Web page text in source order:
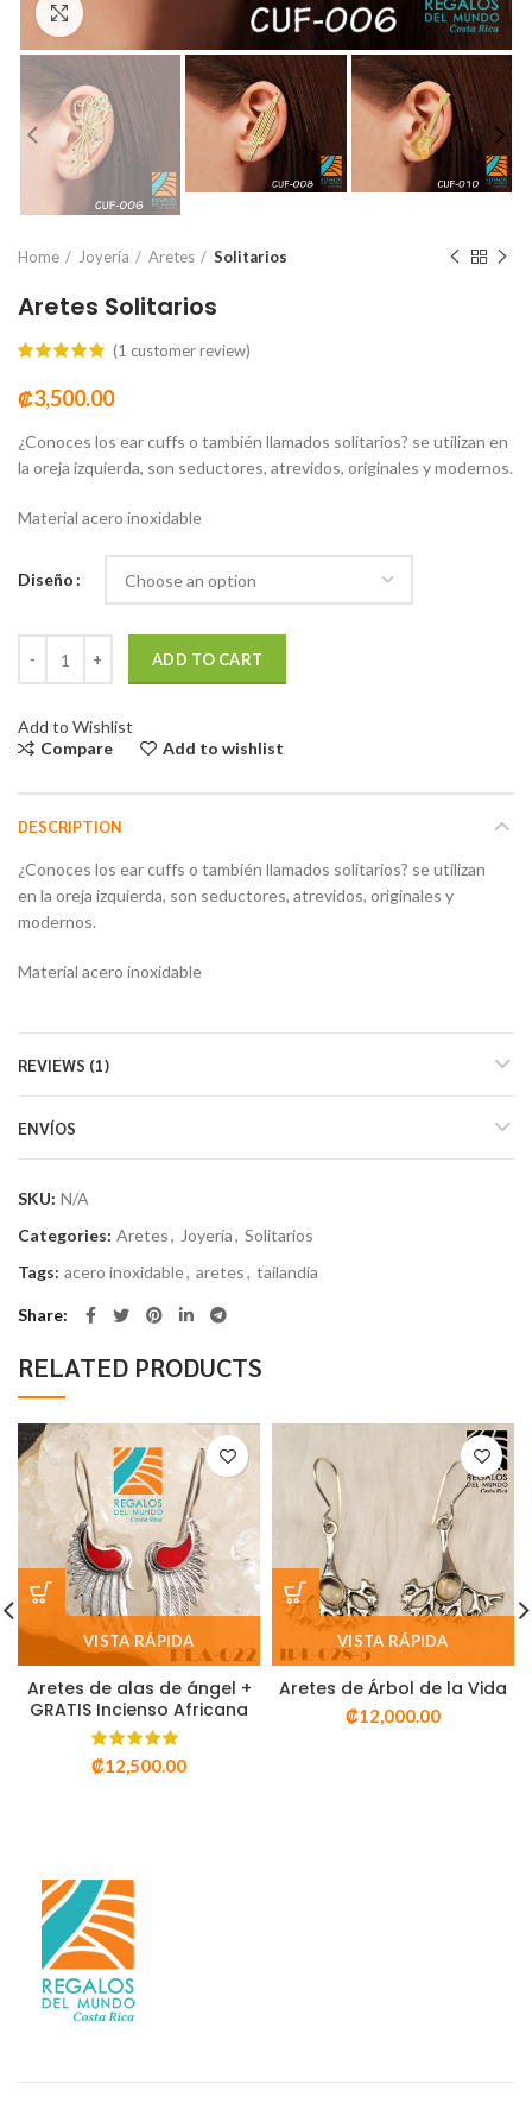
Home Joyería Aretes Solitarios
Aretes Solitarios
(1 customer review)
₡3,500.00
¿Conoces los ear cuffs o también llamados solitarios? se utilizan en
la oreja izquierda, son seductores, atrevidos, originales y modernos.
Material acero inoxidable
Diseño
ADD TO CART
Add to Wishlist
Compare
Add to wishlist
DESCRIPTION
¿Conoces los ear cuffs o también llamados solitarios? se utilizan
en la oreja izquierda, son seductores, atrevidos, originales y
modernos.
Material acero inoxidable
REVIEWS (1)
ENVÍOS
SKU: N/A
Categories: Aretes, Joyería, Solitarios
Tags: acero inoxidable, aretes, tailandia
Share
RELATED PRODUCTS
VISTA RÁPIDA
Aretes de alas de ángel +
GRATIS Incienso Africana
₡12,500.00
VISTA RÁPIDA
Aretes de Árbol de la Vida
₡12,000.00